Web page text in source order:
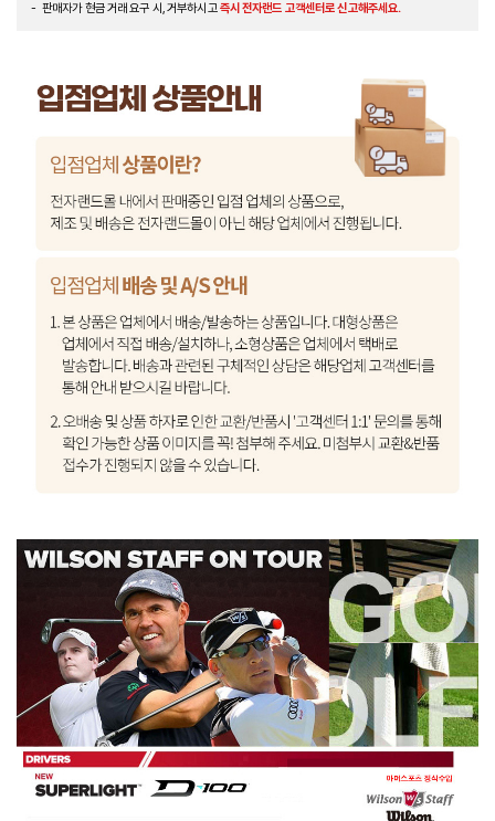
판매자가 현금 거래 요구 시, 거부하시고즉시 전자랜드 고객센터로 신고해주세요.